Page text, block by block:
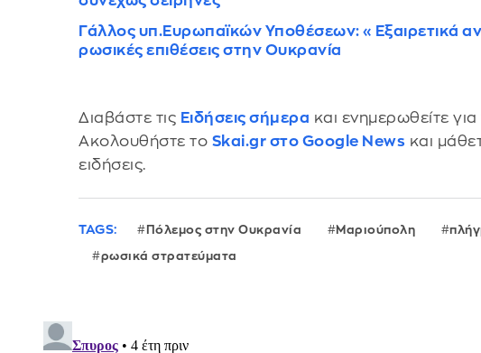
Γάλλος υπ.Ευρωπαϊκών Υποθέσεων: «Εξαιρετικά
ρωσικές επιθέσεις στην Ουκρανία
Διαβάστε τις Ειδήσεις σήμερα και ενημερωθείτε
Ακολουθήστε το Skai.gr στο Google News και
ειδήσεις.
TAGS: Πόλεμος στην Ουκρανία Μαριούπολη
ρωσικά στρατεύματα